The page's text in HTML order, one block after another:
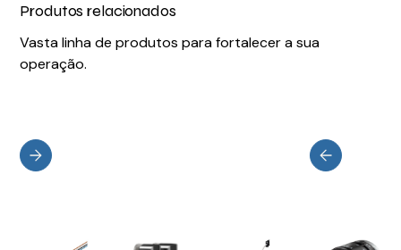
Produtos relacionados
Vasta linha de produtos para fortalecer a sua
operação.